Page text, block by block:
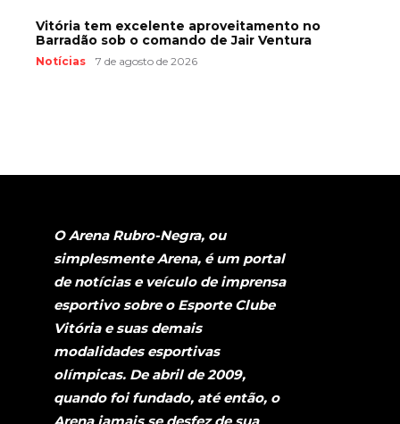
Vitória tem excelente aproveitamento no
Barradão sob o comando de Jair Ventura
Notícias 7 de agosto de 2026
O Arena Rubro-Negra, ou
simplesmente Arena, é um portal
de notícias e veículo de imprensa
esportivo sobre o Esporte Clube
Vitória e suas demais
modalidades esportivas
olímpicas. De abril de 2009,
quando foi fundado, até então, o